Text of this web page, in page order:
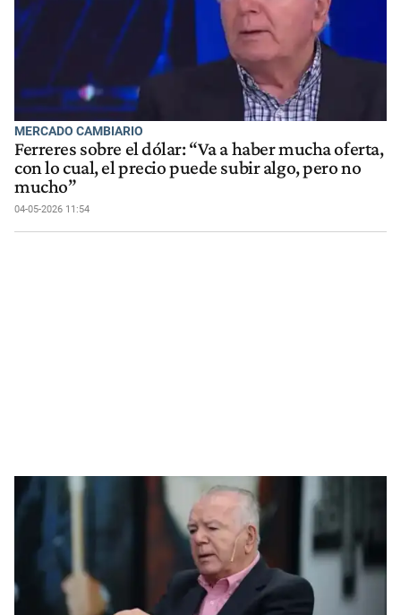
MERCADO CAMBIARIO
Ferreres sobre el dólar: “Va a haber mucha oferta,
con lo cual, el precio puede subir algo, pero no
mucho”
04-05-2026 11:54